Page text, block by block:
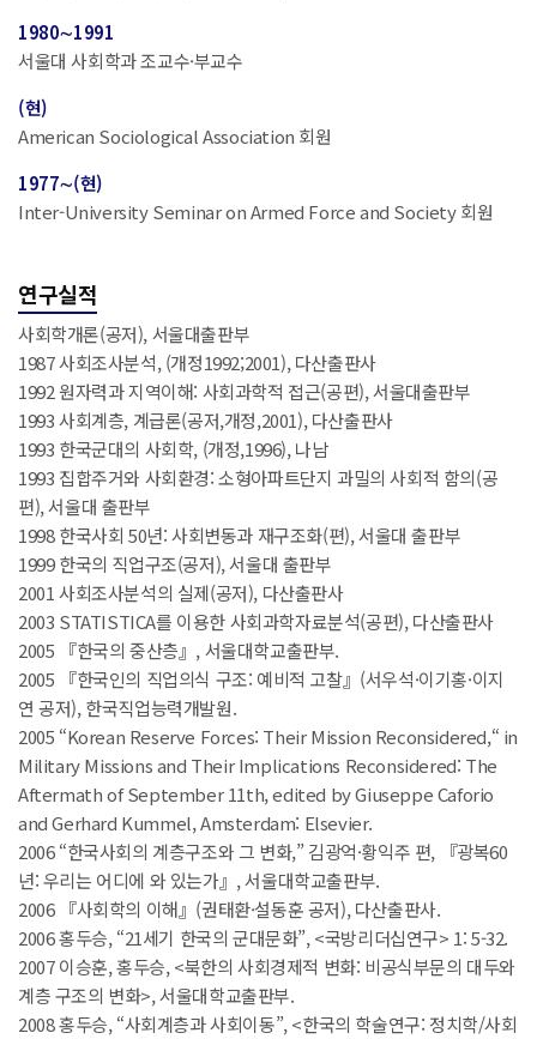
1980∼1991
서울대 사회학과 조교수·부교수
(현)
American Sociological Association 회원
1977∼(현)
Inter-University Seminar on Armed Force and Society 회원
연구실적
사회학개론(공저), 서울대출판부
1987 사회조사분석, (개정1992;2001), 다산출판사
1992 원자력과 지역이해: 사회과학적 접근(공편), 서울대출판부
1993 사회계층, 계급론(공저,개정,2001), 다산출판사
1993 한국군대의 사회학, (개정,1996), 나남
1993 집합주거와 사회환경: 소형아파트단지 과밀의 사회적 함의(공
편), 서울대 출판부
1998 한국사회 50년: 사회변동과 재구조화(편), 서울대 출판부
1999 한국의 직업구조(공저), 서울대 출판부
2001 사회조사분석의 실제(공저), 다산출판사
2003 STATISTICA를 이용한 사회과학자료분석(공편), 다산출판사
2005 『한국의 중산층』, 서울대학교출판부.
2005 『한국인의 직업의식 구조: 예비적 고찰』(서우석·이기홍·이지
연 공저), 한국직업능력개발원.
2005 “Korean Reserve Forces: Their Mission Reconsidered,“ in
Military Missions and Their Implications Reconsidered: The
Aftermath of September 11th, edited by Giuseppe Caforio
and Gerhard Kummel, Amsterdam: Elsevier.
2006 “한국사회의 계층구조와 그 변화,” 김광억·황익주 편, 『광복60
년: 우리는 어디에 와 있는가』, 서울대학교출판부.
2006 『사회학의 이해』(권태환·설동훈 공저), 다산출판사.
2006 홍두승, “21세기 한국의 군대문화”, <국방리더십연구> 1: 5-32.
2007 이승훈, 홍두승, <북한의 사회경제적 변화: 비공식부문의 대두와
계층 구조의 변화>, 서울대학교출판부.
2008 홍두승, “사회계층과 사회이동”, <한국의 학술연구: 정치학/사회